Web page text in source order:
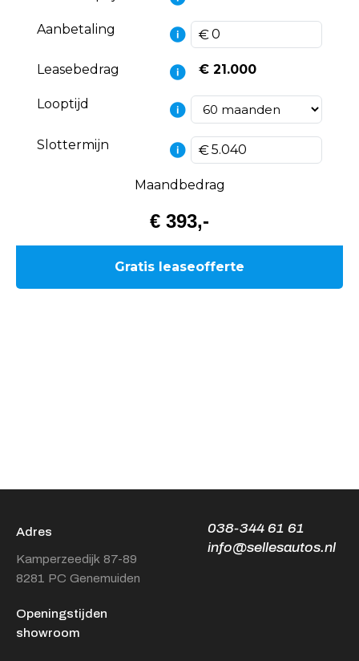
Adres
Kamperzeedijk 87-89
8281 PC Genemuiden
038-344 61 61
info@sellesautos.nl
Openingstijden
showroom